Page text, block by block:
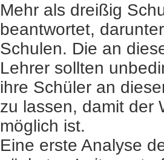
Mehr als dreißig
beantwortet,
Schulen. Die an
Lehrer sollten
ihre Schüler an
zu lassen, damit der
möglich ist.
Eine erste Analyse